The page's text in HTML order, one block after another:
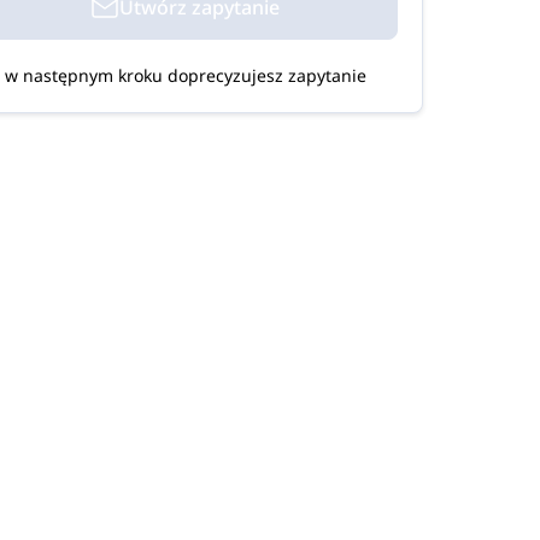
Utwórz zapytanie
w następnym kroku doprecyzujesz zapytanie